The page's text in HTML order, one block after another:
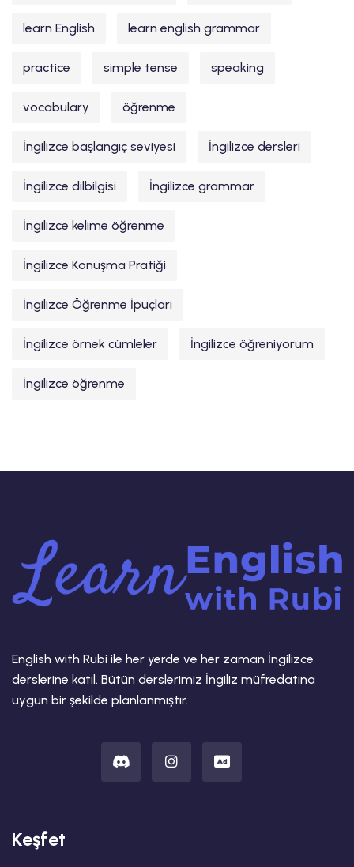
learn English learn english grammar
practice simple tense speaking
vocabulary öğrenme
İngilizce başlangıç seviyesi İngilizce dersleri
İngilizce dilbilgisi İngilizce grammar
İngilizce kelime öğrenme
İngilizce Konuşma Pratiği
İngilizce Öğrenme İpuçları
İngilizce örnek cümleler İngilizce öğreniyorum
İngilizce öğrenme
English with Rubi ile her yerde ve her zaman İngilizce
derslerine katıl. Bütün derslerimiz İngiliz müfredatına
uygun bir şekilde planlanmıştır.
Keşfet